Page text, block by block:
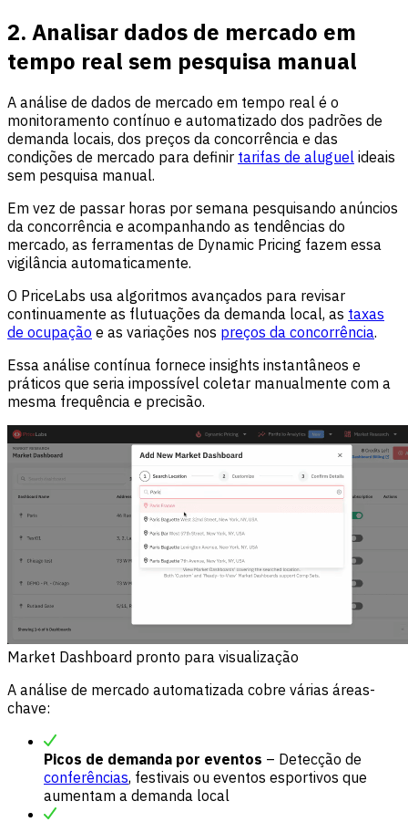
2. Analisar dados de mercado em
tempo real sem pesquisa manual
A análise de dados de mercado em tempo real é o
monitoramento contínuo e automatizado dos padrões de
demanda locais, dos preços da concorrência e das
condições de mercado para definir tarifas de aluguel ideais
sem pesquisa manual.
Em vez de passar horas por semana pesquisando anúncios
da concorrência e acompanhando as tendências do
mercado, as ferramentas de Dynamic Pricing fazem essa
vigilância automaticamente.
O PriceLabs usa algoritmos avançados para revisar
continuamente as flutuações da demanda local, as taxas
de ocupação e as variações nos preços da concorrência.
Essa análise contínua fornece insights instantâneos e
práticos que seria impossível coletar manualmente com a
mesma frequência e precisão.
Market Dashboard pronto para visualização
A análise de mercado automatizada cobre várias áreas-
chave:
Picos de demanda por eventos – Detecção de
conferências, festivais ou eventos esportivos que
aumentam a demanda local